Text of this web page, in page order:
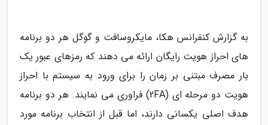
به گزارش کنفرانس هکا، مایکروسافت و گوگل هر دو برنامه
های احراز هویت رایگان ارائه می دهند که رمزهای عبور یک
بار مصرف مبتنی بر زمان را برای ورود به سیستم با احراز
هویت دو مرحله ای (2FA) فراوری می نمایند. هر دو برنامه
هدف اصلی یکسانی دارند، اما قبل از انتخاب برنامه مورد